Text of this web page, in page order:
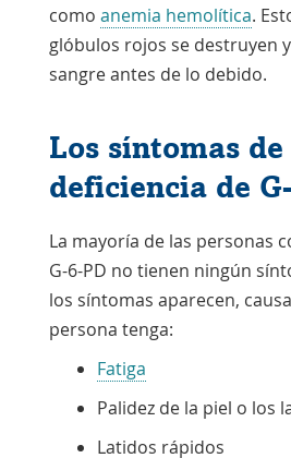
como anemia hemolítica.
glóbulos rojos se destruyen
sangre antes de lo debido.
Los síntomas
deficiencia de
La mayoría de las personas
G-6-PD no tienen ningún
los síntomas aparecen,
persona tenga:
Fatiga
Palidez de la piel o los
Latidos rápidos